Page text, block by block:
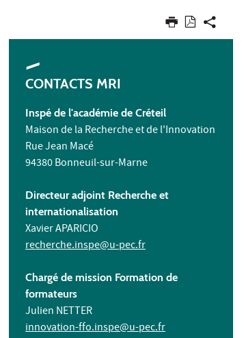
CONTACTS MRI
Inspé de l'académie de Créteil
Maison de la Recherche et de l'Innovation
Rue Jean Macé
94380 Bonneuil-sur-Marne
Directeur adjoint Recherche et
internationalisation
Xavier APARICIO
recherche.inspe@u-pec.fr
Chargé de mission Formation de
formateurs
Julien NETTER
innovation-ffo.inspe@u-pec.fr